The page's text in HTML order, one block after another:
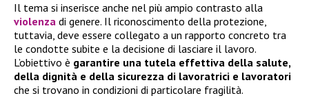
Il tema si inserisce anche nel più ampio contrasto alla
violenza di genere. Il riconoscimento della protezione,
tuttavia, deve essere collegato a un rapporto concreto tra
le condotte subite e la decisione di lasciare il lavoro.
L’obiettivo è garantire una tutela effettiva della salute,
della dignità e della sicurezza di lavoratrici e lavoratori
che si trovano in condizioni di particolare fragilità.